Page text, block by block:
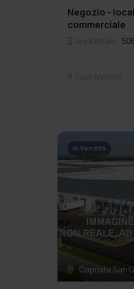
Negozio -
commerciale
Capriate San
In Vendita